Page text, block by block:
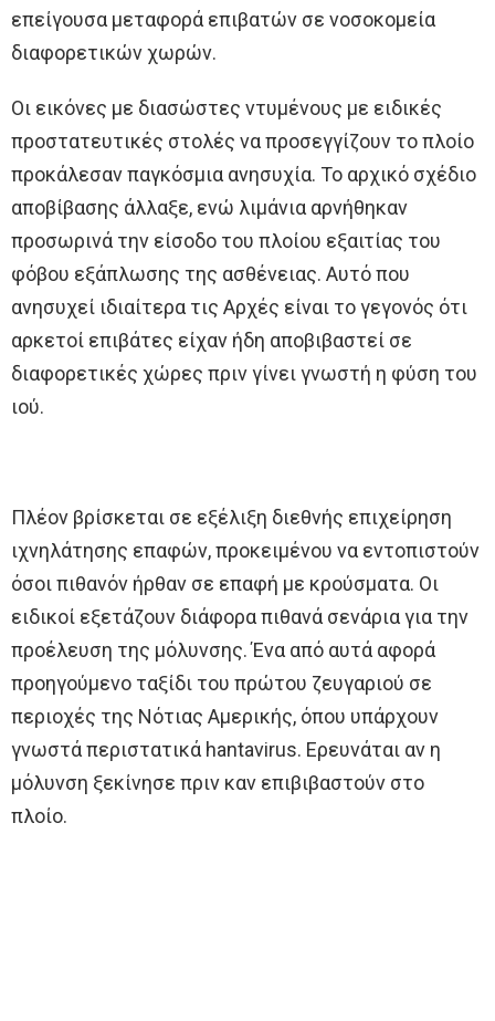
επείγουσα μεταφορά επιβατών σε νοσοκομεία
διαφορετικών χωρών.
Οι εικόνες με διασώστες ντυμένους με ειδικές
προστατευτικές στολές να προσεγγίζουν το πλοίο
προκάλεσαν παγκόσμια ανησυχία. Το αρχικό σχέδιο
αποβίβασης άλλαξε, ενώ λιμάνια αρνήθηκαν
προσωρινά την είσοδο του πλοίου εξαιτίας του
φόβου εξάπλωσης της ασθένειας. Αυτό που
ανησυχεί ιδιαίτερα τις Αρχές είναι το γεγονός ότι
αρκετοί επιβάτες είχαν ήδη αποβιβαστεί σε
διαφορετικές χώρες πριν γίνει γνωστή η φύση του
ιού.
Πλέον βρίσκεται σε εξέλιξη διεθνής επιχείρηση
ιχνηλάτησης επαφών, προκειμένου να εντοπιστούν
όσοι πιθανόν ήρθαν σε επαφή με κρούσματα. Οι
ειδικοί εξετάζουν διάφορα πιθανά σενάρια για την
προέλευση της μόλυνσης. Ένα από αυτά αφορά
προηγούμενο ταξίδι του πρώτου ζευγαριού σε
περιοχές της Νότιας Αμερικής, όπου υπάρχουν
γνωστά περιστατικά hantavirus. Ερευνάται αν η
μόλυνση ξεκίνησε πριν καν επιβιβαστούν στο
πλοίο.